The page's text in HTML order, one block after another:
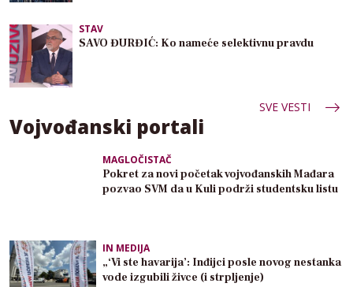
STAV
SAVO ĐURĐIĆ: Ko nameće selektivnu pravdu
SVE VESTI
Vojvođanski portali
MAGLOČISTAČ
Pokret za novi početak vojvođanskih Mađara
pozvao SVM da u Kuli podrži studentsku listu
IN MEDIJA
„‘Vi ste havarija’: Inđijci posle novog nestanka
vode izgubili živce (i strpljenje)